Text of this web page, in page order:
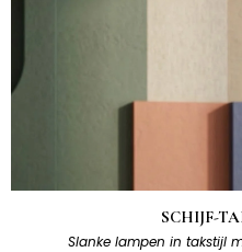
SCHIJF-
Slanke lampen in takstijl